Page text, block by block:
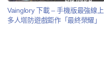
Vainglory 下載 – 手機版最強線上
多人塔防遊戲鉅作「最終榮耀」